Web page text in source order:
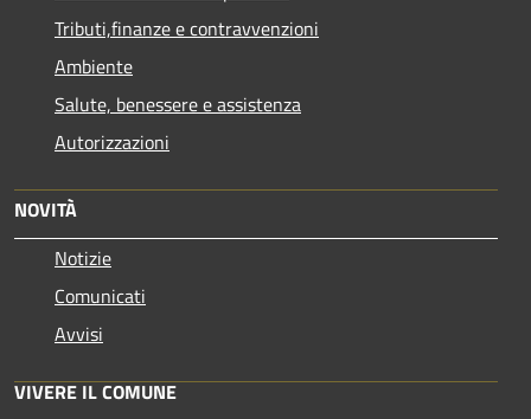
Tributi,finanze e contravvenzioni
Ambiente
Salute, benessere e assistenza
Autorizzazioni
NOVITÀ
Notizie
Comunicati
Avvisi
VIVERE IL COMUNE